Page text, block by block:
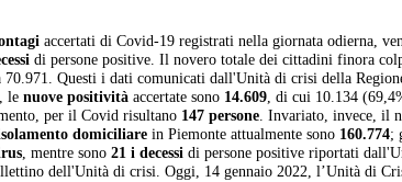
accertati di Covid-19 registrati nella giornata odierna,
di persone positive. Il novero totale dei cittadini finora
Questi i dati comunicati dall'Unità di crisi della
lenuove positività accertate sono 14.609, di cui 10.134
per il Covid risultano 147 persone. Invariato, invece, il
domiciliare in Piemonte attualmente sono 160.774;
, mentre sono21 i decessi di persone positive riportati
dell'Unità di crisi. Oggi, 14 gennaio 2022, l’Unità di